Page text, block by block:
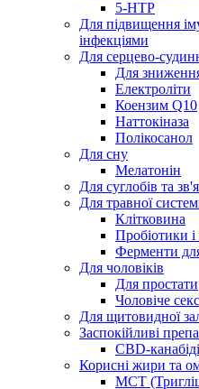
5-HTP
Для підвищення
інфекціями
Для серцево-
Для
Електроліти
Коензим Q10
Наттокіназа
Полікосанол
Для сну
Мелатонін
Для суглобів та
Для травної
Клітковина
Пробіотики і
Ферменти
Для чоловіків
Для простати
Чоловіче
Для щитовидної
Заспокійливі
CBD-
Корисні жири та
MCT